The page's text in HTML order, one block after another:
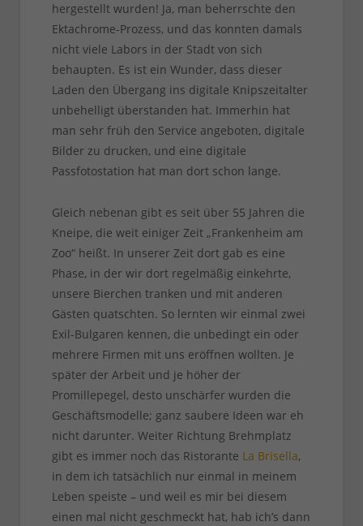
hergestellt wurden! Ja, man beherrschte den
Ektachrome-Prozess, und das konnten damals
nicht viele Labors in der Stadt von sich
behaupten. Es ist ein Wunder, dass dieser
Laden den Übergang ins digitale Knipszeitalter
unbehelligt überstanden hat. Immerhin hat
man sehr früh den Service angeboten, digitale
Bilder zu drucken, und eine digitale
Passfotostation hat man dort schon lange.
Gleich nebenan gibt es seit über 55 Jahren die
Kneipe, die weit einiger Zeit „Frankenheim am
Zoo“ heißt. In unserer Zeit dort gab es eine
Phase, in der wir dort regelmäßig einkehrte,
unsere Bierchen tranken und mit anderen
Gästen quatschten. So lernten wir einmal zwei
Exil-Bulgaren kennen, die unbedingt ein oder
mehrere Firmen mit uns eröffnen wollten. Je
später der Arbeit und je höher der
Promillepegel, desto unschärfer wurden die
Geschäftsmodelle; ganz saubere Ideen war eh
nicht darunter. Weiter Richtung Brehmplatz
gibt es immer noch das Ristorante La Brisella,
in dem ich tatsächlich nur einmal in meinem
Leben speiste – und weil es mir bei diesem
einen mal nicht geschmeckt hat, hab ich’s dann